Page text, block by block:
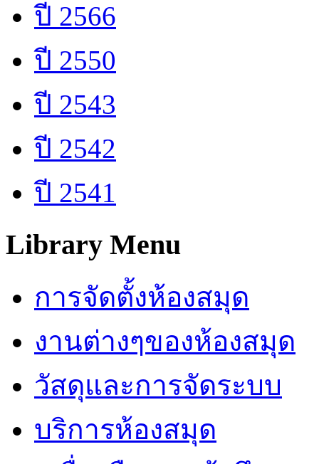
ปี 2566
ปี 2550
ปี 2543
ปี 2542
ปี 2541
Library Menu
การจัดตั้งห้องสมุด
งานต่างๆของห้องสมุด
วัสดุและการจัดระบบ
บริการห้องสมุด